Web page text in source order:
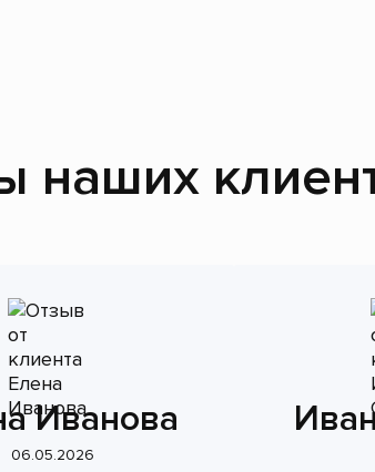
наших
Иванова
06.05.2026